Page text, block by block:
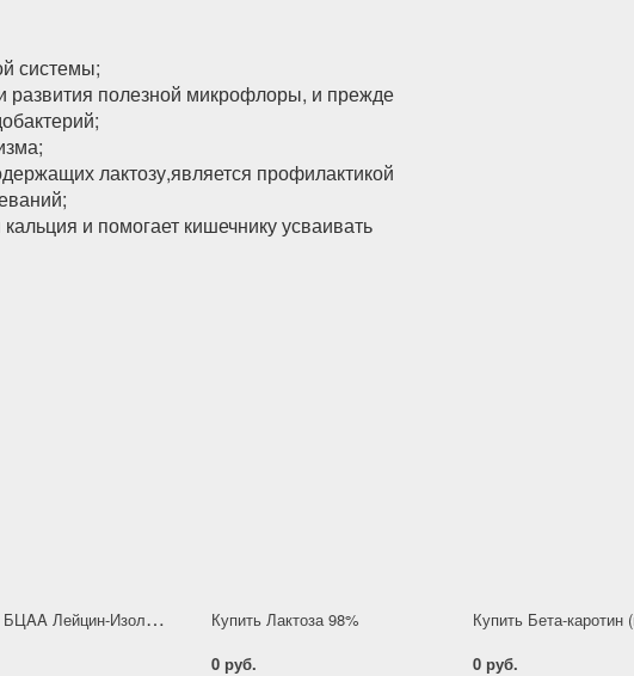
системы;
развития полезной микрофлоры, и прежде
лактозу,является профилактикой
и помогает кишечнику усваивать
К
упить БЦAA Лейцин-Изолейцин-Валин
Купить Лактоза 98%
0 руб.
0 руб.